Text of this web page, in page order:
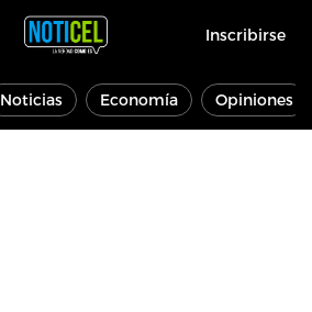
Inscribirse
Noticias Economía Opiniones